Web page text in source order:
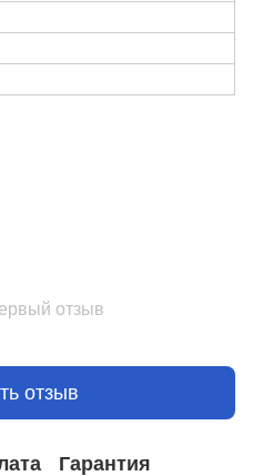
отзыв
отзыв
Гарантия